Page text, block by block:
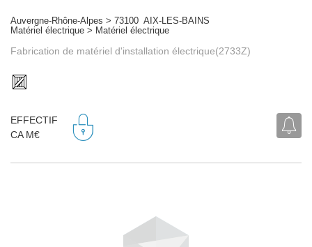
Auvergne-Rhône-Alpes > 73100 AIX-LES-BAINS
Matériel électrique > Matériel électrique
Fabrication de matériel d'installation électrique(2733Z)
EFFECTIF
CA M€